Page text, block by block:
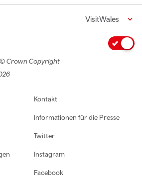
VisitWales
Crown Copyright
Kontakt
Informationen für die Presse
Twitter
Instagram
Facebook